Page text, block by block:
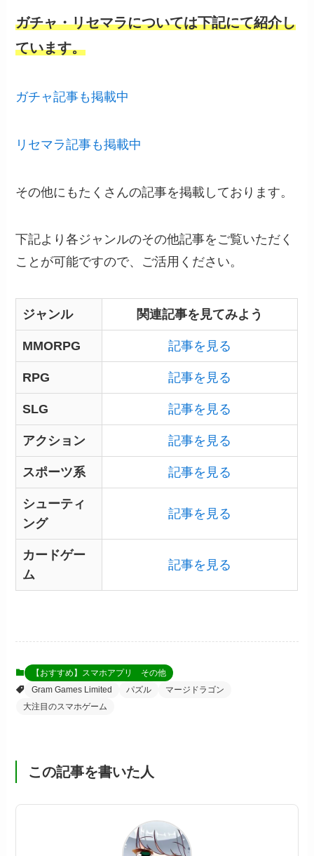
ガチャ・リセマラについては下記にて紹介し
ています。
ガチャ記事も掲載中
リセマラ記事も掲載中
その他にもたくさんの記事を掲載しております。
下記より各ジャンルのその他記事をご覧いただく
ことが可能ですので、ご活用ください。
ジャンル 関連記事を見てみよう
MMORPG 記事を見る
RPG 記事を見る
SLG 記事を見る
アクション 記事を見る
スポーツ系 記事を見る
シューティ
ング
記事を見る
カードゲー
ム
記事を見る
【おすすめ】スマホアプリ その他
Gram Games Limited
パズル
マージドラゴン
大注目のスマホゲーム
この記事を書いた人